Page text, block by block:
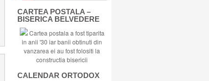
CARTEA POSTALA –
BISERICA BELVEDERE
Cartea postala a fost tiparita
in anii '30 iar banii obtinuti din
vanzarea ei au fost folositi la
constructia bisericii
CALENDAR ORTODOX